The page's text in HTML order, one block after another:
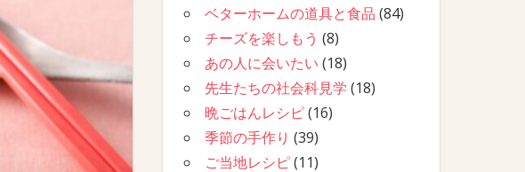
ベターホームの道具と食品 (84)
チーズを楽しもう (8)
あの人に会いたい (18)
先生たちの社会科見学 (18)
晩ごはんレシピ(16)
季節の手作り (39)
ご当地レシピ(11)